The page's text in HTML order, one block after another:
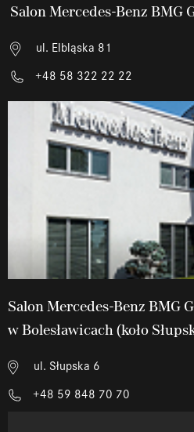
Salon Mercedes-Benz BMG
ul. Elbląska 81
+48 58 322 22 22
Salon Mercedes-Benz BMG
w Bolesławicach (koło
ul. Słupska 6
+48 59 848 70 70